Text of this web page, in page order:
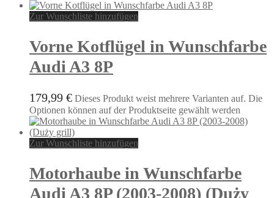
Zur Wunschliste hinzufügen
Vorne Kotflügel in Wunschfarbe
Audi A3 8P
179,99 € Dieses Produkt weist mehrere Varianten auf. Die
Optionen können auf der Produktseite gewählt werden
Zur Wunschliste hinzufügen
Motorhaube in Wunschfarbe
Audi A3 8P (2003-2008) (Duży